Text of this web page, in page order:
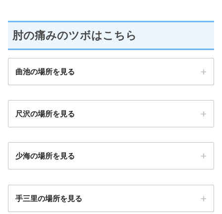
肘の痛みのツボはこちら
曲池の場所を見る
尺沢の場所を見る
少海の場所を見る
手三里の場所を見る